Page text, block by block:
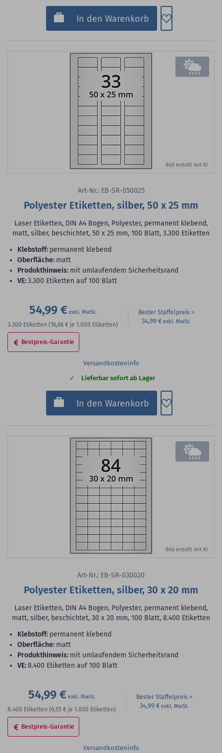
In den Warenkorb Zum
Bild erstellt mit KI
Art-Nr.: EB-SR-050025
Polyester Etiketten, silber, 50 x 25 mm
Laser Etiketten, DIN A4 Bogen, Polyester, permanent klebend,
matt, silber, beschichtet, 50 x 25 mm, 100 Blatt, 3.300 Etiketten
Klebstoff: permanent klebend
Oberfläche: matt
Produkthinweis: mit umlaufendem Sicherheitsrand
VE:3.300 Etiketten auf 100 Blatt
54,99 €
3.300 Etiketten (16,66 € je 1.000 Etiketten)
Bester Staffelpreis
34,99 €
Bestpreis-Garantie
Versandkosteninfo
Lieferbar sofort ab Lager
In den Warenkorb Zum
Bild erstellt mit KI
Art-Nr.: EB-SR-030020
Polyester Etiketten, silber, 30 x 20 mm
Laser Etiketten, DIN A4 Bogen, Polyester, permanent klebend,
matt, silber, beschichtet, 30 x 20 mm, 100 Blatt, 8.400 Etiketten
Klebstoff: permanent klebend
Oberfläche: matt
Produkthinweis: mit umlaufendem Sicherheitsrand
VE:8.400 Etiketten auf 100 Blatt
54,99 €
8.400 Etiketten (6,55 € je 1.000 Etiketten)
Bester Staffelpreis
34,99 €
Bestpreis-Garantie
Versandkosteninfo